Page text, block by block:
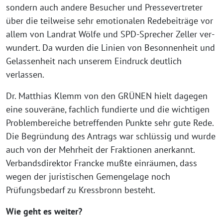
son­dern auch ande­re Besucher und Pressevertreter
über die teil­wei­se sehr emo­tio­na­len Redebeiträge vor
allem von Landrat Wölfe und SPD-Sprecher Zeller ver­
wun­dert. Da wur­den die Linien von Besonnenheit und
Gelassenheit nach unse­rem Eindruck deut­lich
verlassen.
Dr. Matthias Klemm von den GRÜNEN hielt dage­gen
eine sou­ve­rä­ne, fach­lich fun­dier­te und die wich­ti­gen
Problembereiche betref­fen­den Punkte sehr gute Rede.
Die Begründung des Antrags war schlüs­sig und wur­de
auch von der Mehrheit der Fraktionen aner­kannt.
Verbandsdirektor Francke muß­te ein­räu­men, dass
wegen der juris­ti­schen Gemengelage noch
Prüfungsbedarf zu Kressbronn besteht.
Wie geht es weiter?